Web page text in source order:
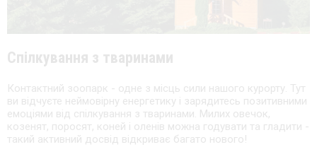
Спілкування з тваринами
Контактний зоопарк - одне з місць сили нашого курорту. Тут
ви відчуєте неймовірну енергетику і зарядитесь позитивними
емоціями від спілкування з тваринами. Милих овечок,
козенят, поросят, коней і оленів можна годувати та гладити -
такий активний досвід відкриває багато нового!